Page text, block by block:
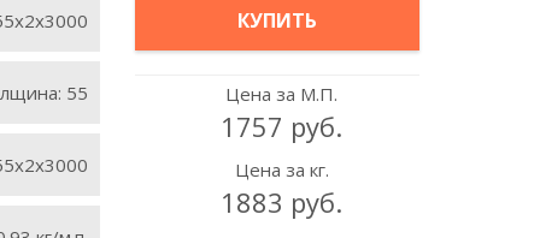
55
КУПИТЬ
Цена за М.П.
1757 руб.
Цена за кг.
1883 руб.